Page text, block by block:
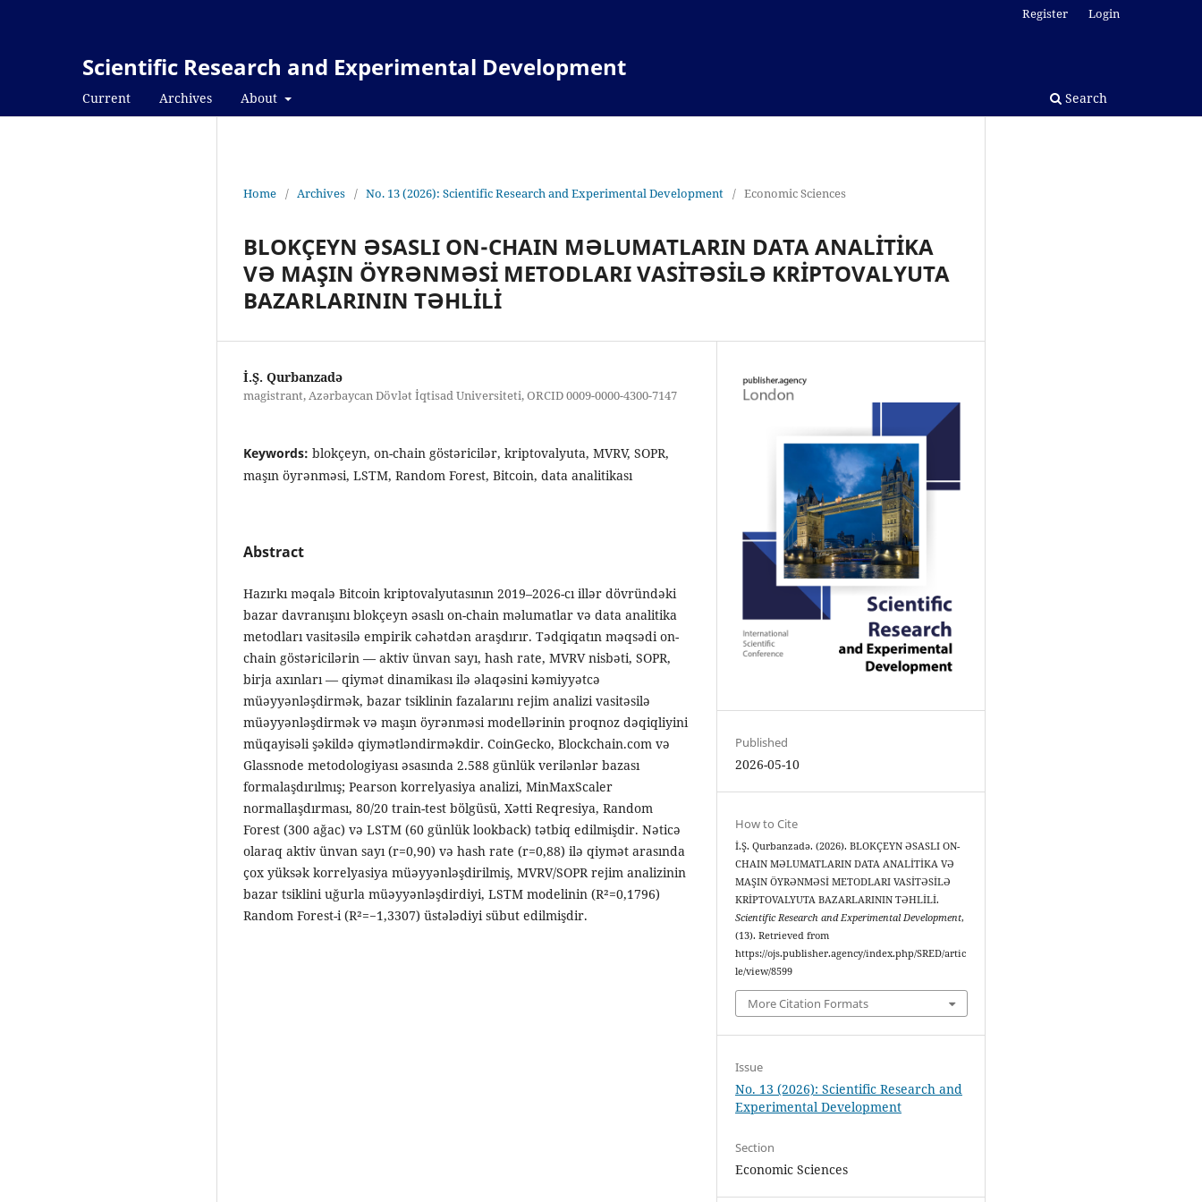
Scientific Research and Experimental Development
Current Archives About Search
Register Login
Home / Archives / No. 13 (2026): Scientific Research and Experimental Development / Economic Sciences
BLOKÇEYN ƏSASLI ON-CHAIN MƏLUMATLARIN DATA ANALİTİKA
VƏ MAŞIN ÖYRƏNMƏSİ METODLARI VASİTƏSİLƏ KRİPTOVALYUTA
BAZARLARININ TƏHLİLİ
İ.Ş. Qurbanzadə
magistrant, Azərbaycan Dövlət İqtisad Universiteti, ORCID 0009-0000-4300-7147
Keywords: blokçeyn, on-chain göstəricilər, kriptovalyuta, MVRV, SOPR,
maşın öyrənməsi, LSTM, Random Forest, Bitcoin, data analitikası
Abstract
Hazırkı məqalə Bitcoin kriptovalyutasının 2019–2026-cı illər dövründəki
bazar davranışını blokçeyn əsaslı on-chain məlumatlar və data analitika
metodları vasitəsilə empirik cəhətdən araşdırır. Tədqiqatın məqsədi on-
chain göstəricilərin — aktiv ünvan sayı, hash rate, MVRV nisbəti, SOPR,
birja axınları — qiymət dinamikası ilə əlaqəsini kəmiyyətcə
müəyyənləşdirmək, bazar tsiklinin fazalarını rejim analizi vasitəsilə
müəyyənləşdirmək və maşın öyrənməsi modellərinin proqnoz dəqiqliyini
müqayisəli şəkildə qiymətləndirməkdir. CoinGecko, Blockchain.com və
Glassnode metodologiyası əsasında 2.588 günlük verilənlər bazası
formalaşdırılmış; Pearson korrelyasiya analizi, MinMaxScaler
normallaşdırması, 80/20 train-test bölgüsü, Xətti Reqresiya, Random
Forest (300 ağac) və LSTM (60 günlük lookback) tətbiq edilmişdir. Nəticə
olaraq aktiv ünvan sayı (r=0,90) və hash rate (r=0,88) ilə qiymət arasında
çox yüksək korrelyasiya müəyyənləşdirilmiş, MVRV/SOPR rejim analizinin
bazar tsiklini uğurla müəyyənləşdirdiyi, LSTM modelinin (R²=0,1796)
Random Forest-i (R²=−1,3307) üstələdiyi sübut edilmişdir.
Published
2026-05-10
How to Cite
İ.Ş. Qurbanzadə. (2026). BLOKÇEYN ƏSASLI ON-
CHAIN MƏLUMATLARIN DATA ANALİTİKA VƏ
MAŞIN ÖYRƏNMƏSİ METODLARI VASİTƏSİLƏ
KRİPTOVALYUTA BAZARLARININ TƏHLİLİ.
Scientific Research and Experimental Development,
(13). Retrieved from
https://ojs.publisher.agency/index.php/SRED/artic
le/view/8599
More Citation Formats
Issue
No. 13 (2026): Scientific Research and
Experimental Development
Section
Economic Sciences